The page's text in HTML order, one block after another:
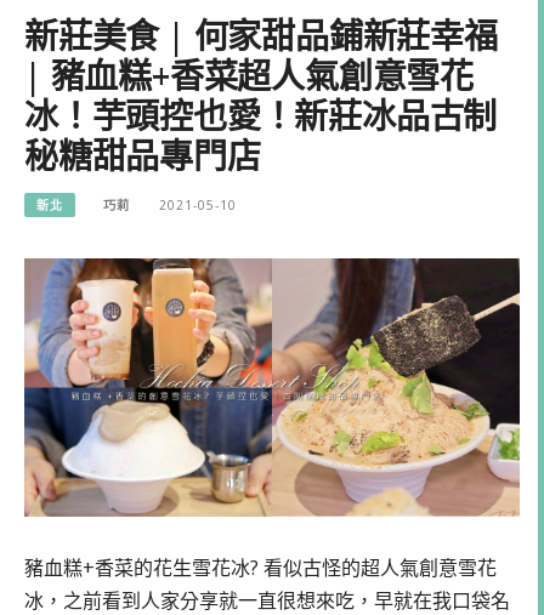
新莊美食 | 何家甜品鋪新莊幸福
| 豬血糕+香菜超人氣創意雪花
冰！芋頭控也愛！新莊冰品古制
秘糖甜品專門店
新北 巧莉 2021-05-10
豬血糕+香菜的花生雪花冰? 看似古怪的超人氣創意雪花
冰，之前看到人家分享就一直很想來吃，早就在我口袋名